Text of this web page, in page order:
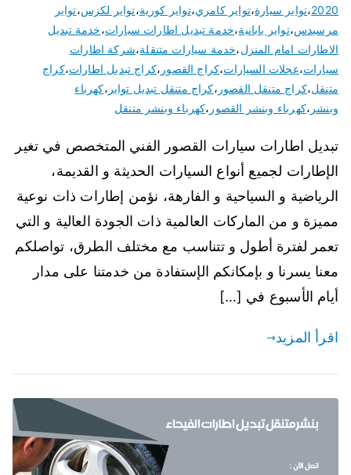
2020،تواير سيارة،تواير كامري،تواير كورية،تواير لكزس،تواير
مرسيدس،تواير يابانية،خدمة تبديل اطارات سيارات،خدمة تبديل
الاطارات امام المنزل،خدمة سيارات متنقلة،شركة اطارات
سيارات،عجلات السيارات،كراج القصور ،كراج تبديل اطارات،كراج
متنقل،كراج متنقل القصور ،كراج متنقل تبديل تواير ،كهرباء
وبنشر ،كهرباء وبنشر القصور ،كهرباء وبنشر متنقل
تبديل اطارات سيارات القصور الفني المتخصص في تغير
الإطارات لجميع أنواع السيارات الحديثة و القديمة،
الرياضية و السياحية و الفارهة، نؤمن إطارات ذات نوعية
مميزة و من الماركات العالمية ذات الجودة العالية و التي
تعمر لفترة أطول و تتناسب مع مختلف الطرق، تواصلكم
معنا يسرنا و بإمكانكم الإستفادة من خدمتنا على مدار
أيام الأسبوع في […]
اقرأ المزيد